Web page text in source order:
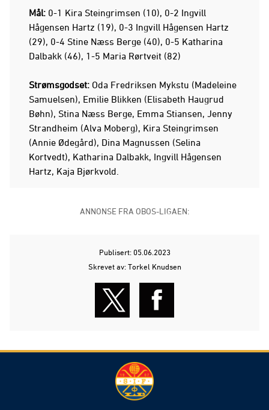
Mål: 0-1 Kira Steingrimsen (10), 0-2 Ingvill
Hågensen Hartz (19), 0-3 Ingvill Hågensen Hartz
(29), 0-4 Stine Næss Berge (40), 0-5 Katharina
Dalbakk (46), 1-5 Maria Rørtveit (82)
Strømsgodset: Oda Fredriksen Mykstu (Madeleine
Samuelsen), Emilie Blikken (Elisabeth Haugrud
Bøhn), Stina Næss Berge, Emma Stiansen, Jenny
Strandheim (Alva Moberg), Kira Steingrimsen
(Annie Ødegård), Dina Magnussen (Selina
Kortvedt), Katharina Dalbakk, Ingvill Hågensen
Hartz, Kaja Bjørkvold.
ANNONSE FRA OBOS-LIGAEN:
Publisert: 05.06.2023
Skrevet av: Torkel Knudsen